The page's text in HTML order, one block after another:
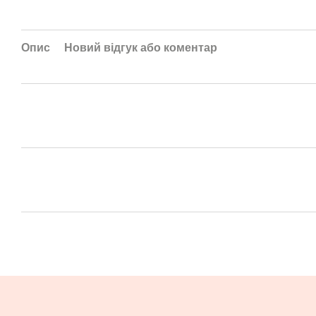
Опис Новий відгук або коментар